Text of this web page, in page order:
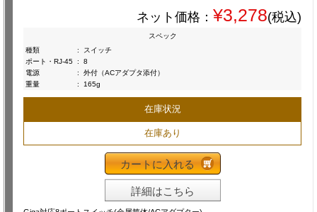
ネット価格： ¥3,278(税込)
スペック
種類
:
スイッチ
ポート・RJ-45 :
8
電源
:
外付（ACアダプタ添付）
重量
: 165g
在庫状況
在庫あり
カートに入れる
詳細はこちら